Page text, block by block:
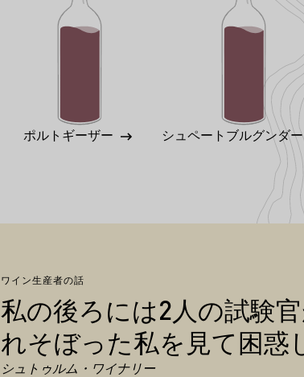
ポルトギーザー シュペートブルグンダー
ワイン生産者の話
私の後ろには2人の試験
れそぼった私を見て困惑
シュトゥルム・ワイナリー